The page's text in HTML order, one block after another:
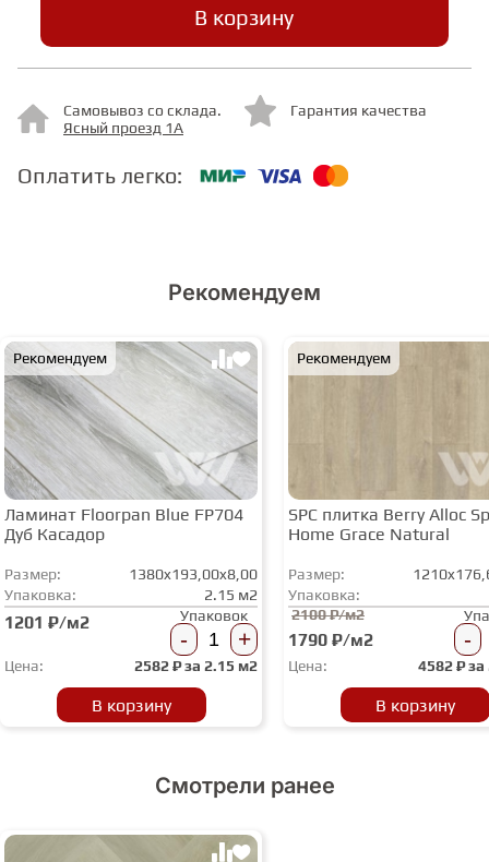
ФАНЕРА
МИНЕРАЛЬНО-КАМЕННЫЙ
ЛАМИНАТ MSPC
В корзину
Самовывоз со склада.
Ясный проезд 1А
Гарантия качества
Оплатить легко:
Рекомендуем
Рекомендуем
Ламинат Floorpan Blue FP704
Дуб Касадор
Размер:
1380x193,00x8,00
Упаковка:
2.15 м2
1201 ₽/м2 Упаковок
- +
Цена: 2582₽ за 2.15 м2
В корзину
Рекомендуем
SPC плитка Berry Alloc
Home Grace Natural
Размер:
Упаковка:
2100 ₽/м2
1790 ₽/м2 -
Цена: 4582₽ за
В корзину
Смотрели ранее